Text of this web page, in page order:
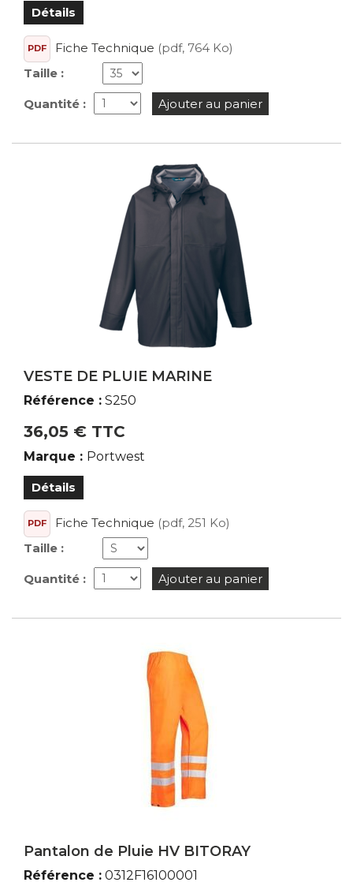
Détails
PDF Fiche Technique (pdf, 764 Ko)
Taille :
Quantité : Ajouter au panier
VESTE DE PLUIE MARINE
Référence : S250
36,05 € TTC
Marque : Portwest
Détails
PDF Fiche Technique (pdf, 251 Ko)
Taille :
Quantité : Ajouter au panier
Pantalon de Pluie HV BITORAY
Référence : 0312F16100001